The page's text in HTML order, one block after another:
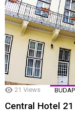
21 Views
Central Hotel